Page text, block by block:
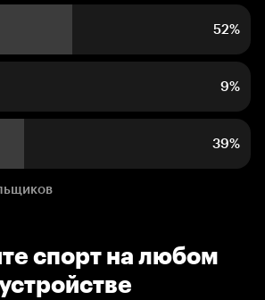
52%
9%
39%
спорт на любом